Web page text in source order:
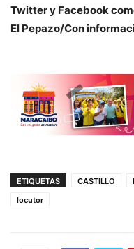
Twitter y Facebook
El Pepazo/Con
ETIQUETAS CASTILLO
locutor